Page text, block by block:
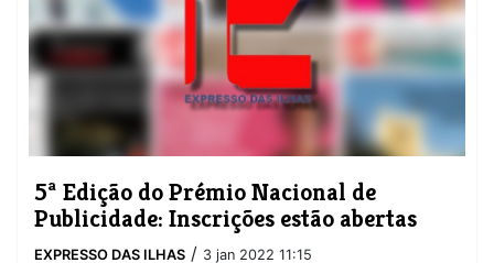
5ª Edição do Prémio Nacional de
Publicidade: Inscrições estão abertas
EXPRESSO DAS ILHAS / 3 jan 2022 11:15